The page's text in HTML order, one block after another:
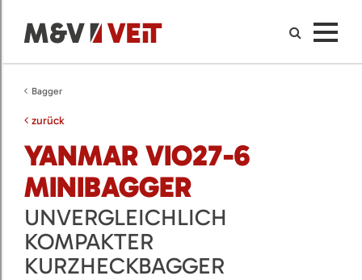
Bagger
zurück
YANMAR VIO27-6
MINIBAGGER
UNVERGLEICHLICH
KOMPAKTER
KURZHECKBAGGER